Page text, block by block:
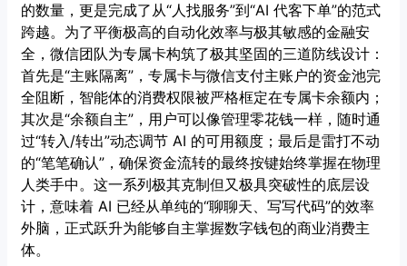
的数量，更是完成了从“人找服务”到“AI 代客下单”的范式
跨越。为了平衡极高的自动化效率与极其敏感的金融安
全，微信团队为专属卡构筑了极其坚固的三道防线设计：
首先是“主账隔离”，专属卡与微信支付主账户的资金池完
全阻断，智能体的消费权限被严格框定在专属卡余额内；
其次是“余额自主”，用户可以像管理零花钱一样，随时通
过“转入/转出”动态调节 AI 的可用额度；最后是雷打不动
的“笔笔确认”，确保资金流转的最终按键始终掌握在物理
人类手中。这一系列极其克制但又极具突破性的底层设
计，意味着 AI 已经从单纯的“聊聊天、写写代码”的效率
外脑，正式跃升为能够自主掌握数字钱包的商业消费主
体。